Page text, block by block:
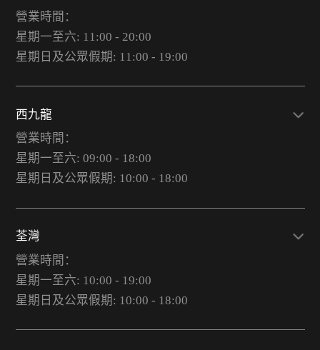
營業時間：
星期一至六: 11:00 - 20:00
星期日及公眾假期: 11:00 - 19:00
西九龍
營業時間：
星期一至六: 09:00 - 18:00
星期日及公眾假期: 10:00 - 18:00
荃灣
營業時間：
星期一至六: 10:00 - 19:00
星期日及公眾假期: 10:00 - 18:00